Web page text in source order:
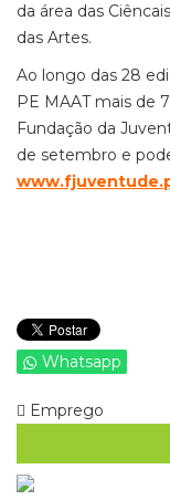
da área das
das Artes.
Ao longo das 28
PE MAAT mais de
Fundação da
de setembro e
Whatsapp
Emprego